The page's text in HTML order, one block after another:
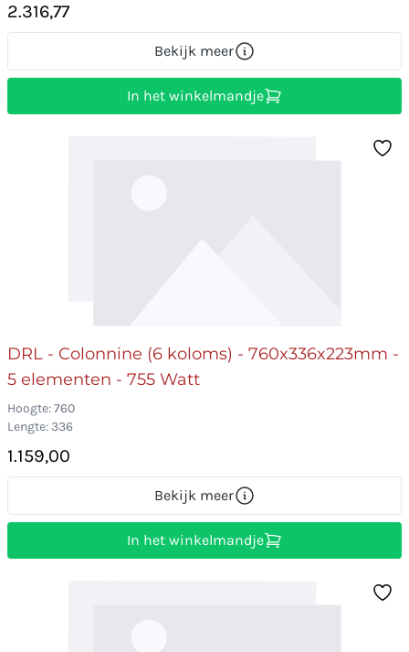
2.316,77
Bekijk meer
In het winkelmandje
DRL - Colonnine (6 koloms) - 760x336x223mm -
5 elementen - 755 Watt
Hoogte: 760
Lengte: 336
1.159,00
Bekijk meer
In het winkelmandje